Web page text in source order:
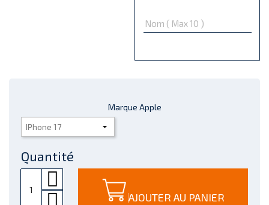
Marque Apple
Quantité
AJOUTER AU PANIER